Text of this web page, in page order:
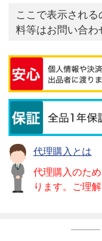
ここで表示され
料等はお問い合わ
代理購入とは
代理購入のた
ります。ご理解